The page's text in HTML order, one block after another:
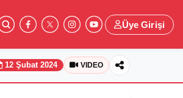
Üye Girişi
12 Şubat 2024 VIDEO